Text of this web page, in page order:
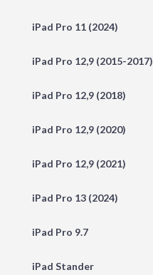
iPad Pro 11 (2024)
iPad Pro 12,9 (2015-2017)
iPad Pro 12,9 (2018)
iPad Pro 12,9 (2020)
iPad Pro 12,9 (2021)
iPad Pro 13 (2024)
iPad Pro 9.7
iPad Stander